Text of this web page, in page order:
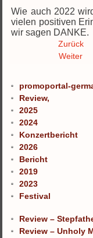
Wie auch 2022
vielen positiven
wir sagen DANKE.
Zurück
Weiter
promoportal-
Review,
2025
2024
Konzertbericht
2026
Bericht
2019
2023
Festival
Review –
Review – Unholy